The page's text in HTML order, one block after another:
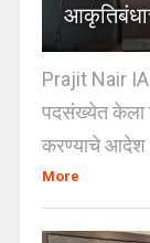
Prajit Nair
पदसंख्येत केला
करण्याचे आदेश |
More